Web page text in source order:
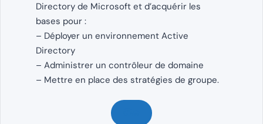
Directory de Microsoft et d’acquérir les
bases pour :
– Déployer un environnement Active
Directory
– Administrer un contrôleur de domaine
– Mettre en place des stratégies de groupe.